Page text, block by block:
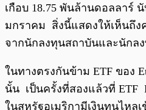
เกือบ 18.75 พันล้านดอลลาร์
มกราคม สิ่งนี้แสดงให้เห็นถึง
จากนักลงทุนสถาบันและนักล
ในทางตรงกันข้าม ETF ของ
นั้น เป็นครั้งที่สองแล้วที่ ETF
ในสหรัฐอเมริกามีเงินทุนไหล